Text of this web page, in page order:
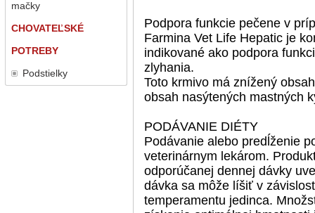
mačky
CHOVATEĽSKÉ
POTREBY
Podstielky
Podpora funkcie pečene v
Farmina Vet Life Hepatic je
indikované ako podpora
zlyhania.
Toto krmivo má znížený
obsah nasýtených mastných
PODÁVANIE DIÉTY
Podávanie alebo predĺženie
veterinárnym lekárom.
odporúčanej dennej dávky
dávka sa môže líšiť v
temperamentu jedinca.